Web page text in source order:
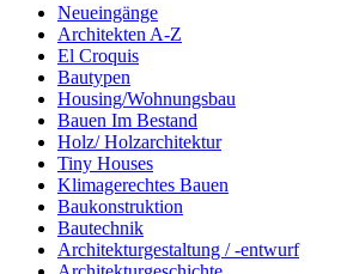
Neueingänge
Architekten A-Z
El Croquis
Bautypen
Housing/Wohnungsbau
Bauen Im Bestand
Holz/ Holzarchitektur
Tiny Houses
Klimagerechtes Bauen
Baukonstruktion
Bautechnik
Architekturgestaltung / -entwurf